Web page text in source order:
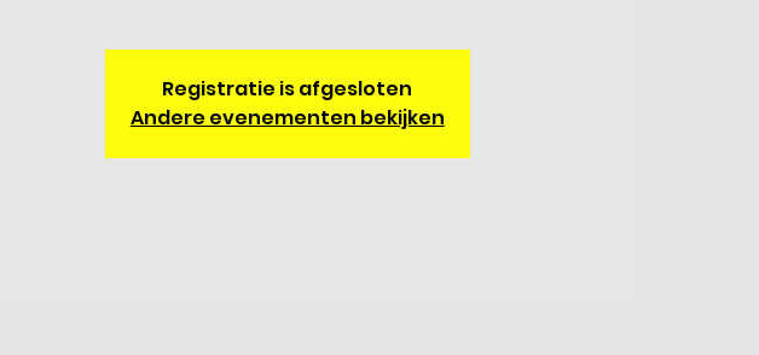
Registratie is afgesloten
Andere evenementen bekijken